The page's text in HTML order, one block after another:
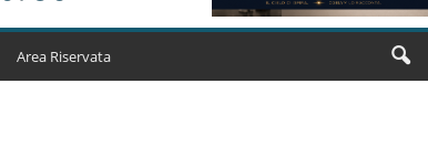
Area Riservata